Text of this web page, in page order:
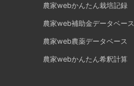
農家webかんたん栽培記録
農家web補助金データベース
農家web農薬データベース
農家webかんたん希釈計算